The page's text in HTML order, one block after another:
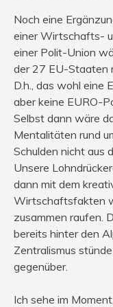
Noch eine
einer Wirtschafts-
einer Polit-Union
der 27 EU-Staaten
D.h., das wohl eine
aber keine EURO-
Selbst dann wäre
Mentalitäten rund
Schulden nicht aus
Unsere
dann mit dem
Wirtschaftsfakten
zusammen raufen.
bereits hinter den
Zentralismus
gegenüber.
Ich sehe im